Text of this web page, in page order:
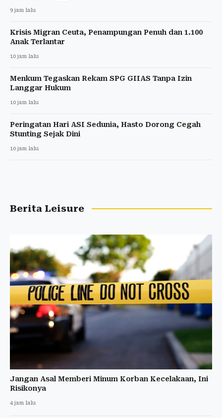
9 jam lalu
Krisis Migran Ceuta, Penampungan Penuh dan 1.100
Anak Terlantar
10 jam lalu
Menkum Tegaskan Rekam SPG GIIAS Tanpa Izin
Langgar Hukum
10 jam lalu
Peringatan Hari ASI Sedunia, Hasto Dorong Cegah
Stunting Sejak Dini
10 jam lalu
Berita Leisure
Jangan Asal Memberi Minum Korban Kecelakaan, Ini
Risikonya
4 jam lalu